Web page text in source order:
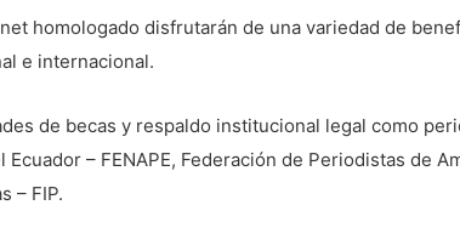
homologado disfrutarán de una variedad de
e internacional.
de becas y respaldo institucional legal como
– FENAPE, Federación de Periodistas de
– FIP.